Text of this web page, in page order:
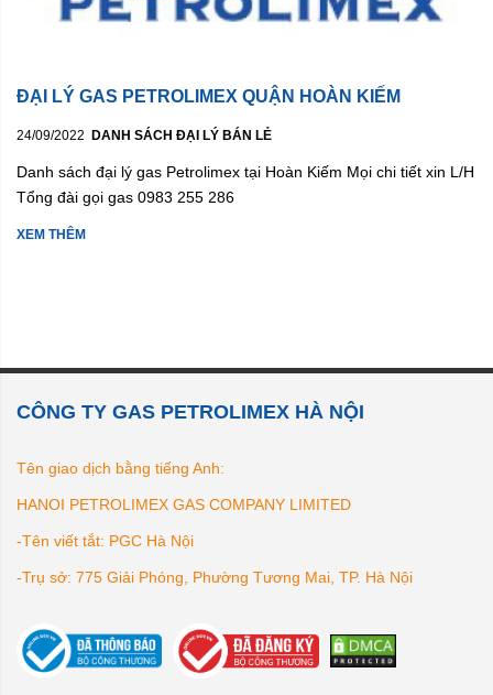
ĐẠI LÝ GAS PETROLIMEX QUẬN HOÀN KIẾM
24/09/2022 DANH SÁCH ĐẠI LÝ BÁN LẺ
Danh sách đại lý gas Petrolimex tại Hoàn Kiếm Mọi chi tiết xin L/H
Tổng đài gọi gas 0983 255 286
XEM THÊM
CÔNG TY GAS PETROLIMEX HÀ NỘI
Tên giao dịch bằng tiếng Anh:
HANOI PETROLIMEX GAS COMPANY LIMITED
-Tên viết tắt: PGC Hà Nội
-Trụ sở: 775 Giải Phóng, Phường Tương Mai, TP. Hà Nội